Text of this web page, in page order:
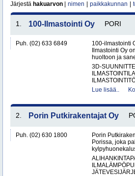
Järjestä hakuarvon nimen paikkakunnan
1. 100-Ilmastointi Oy PORI
Puh. (02) 633 6849
100-ilmastointi
Ilmastointi Oy
huoltoon ja
3D-
Lue lisää..
2. Porin Putkirakentajat Oy
Puh. (02) 630 1800
Porin
Porissa, joka